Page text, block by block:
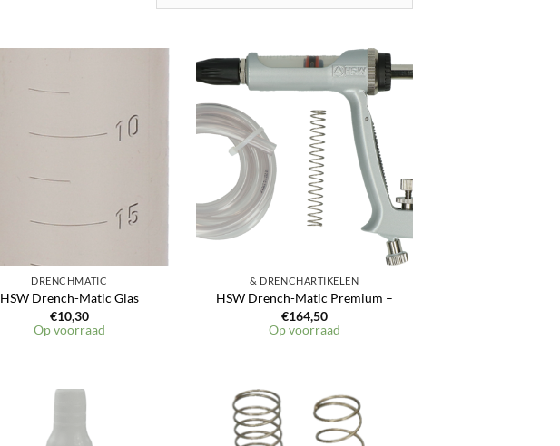
verlanglijst
DRENCHMATIC
HSW Drench-Matic Glas
€10,30
Op voorraad
Toevoegen
aan
verlanglijst
& DRENCHARTIKELEN
HSW Drench-Matic Premium –
€164,50
Op voorraad
Toevoegen